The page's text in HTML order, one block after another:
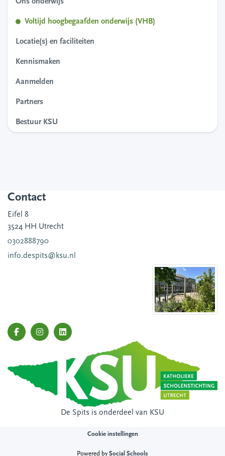
Voltijd hoogbegaafden onderwijs (VHB)
Locatie(s) en faciliteiten
Kennismaken
Aanmelden
Partners
Bestuur KSU
Contact
Eifel 8
3524 HH Utrecht
0302888790
info.despits@ksu.nl
De Spits is onderdeel van KSU
Cookie instellingen
Powered by Social Schools